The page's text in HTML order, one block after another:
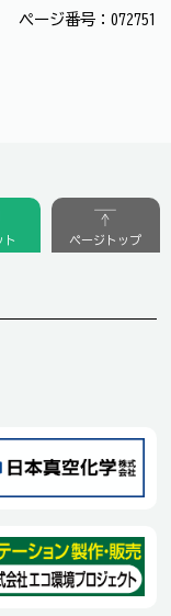
ページ番号：072751
ト ページトップ